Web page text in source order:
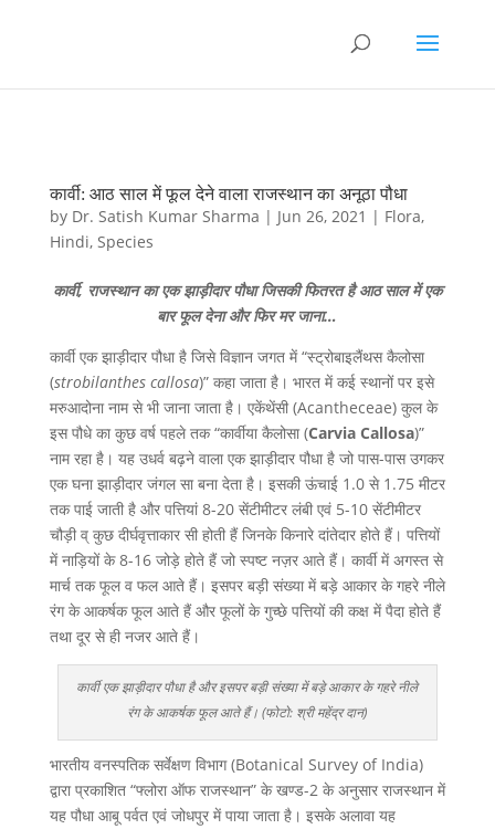
कार्वी: आठ साल में फूल देने वाला राजस्थान का अनूठा पौधा
by Dr. Satish Kumar Sharma | Jun 26, 2021 | Flora,
Hindi, Species
कार्वी, राजस्थान का एक झाड़ीदार पौधा जिसकी फितरत है आठ साल में एक
बार फूल देना और फिर मर जाना…
कार्वी एक झाड़ीदार पौधा है जिसे विज्ञान जगत में “स्ट्रोबाइलैंथस कैलोसा
(strobilanthes callosa)” कहा जाता है। भारत में कई स्थानों पर इसे
मरुआदोना नाम से भी जाना जाता है। एकेंथेंसी (Acantheceae) कुल के
इस पौधे का कुछ वर्ष पहले तक “कार्वीया कैलोसा (Carvia Callosa)”
नाम रहा है। यह उधर्व बढ़ने वाला एक झाड़ीदार पौधा है जो पास-पास उगकर
एक घना झाड़ीदार जंगल सा बना देता है। इसकी ऊंचाई 1.0 से 1.75 मीटर
तक पाई जाती है और पत्तियां 8-20 सेंटीमीटर लंबी एवं 5-10 सेंटीमीटर
चौड़ी व् कुछ दीर्घवृत्ताकार सी होती हैं जिनके किनारे दांतेदार होते हैं। पत्तियों
में नाड़ियों के 8-16 जोड़े होते हैं जो स्पष्ट नज़र आते हैं। कार्वी में अगस्त से
मार्च तक फूल व फल आते हैं। इसपर बड़ी संख्या में बड़े आकार के गहरे नीले
रंग के आकर्षक फूल आते हैं और फूलों के गुच्छे पत्तियों की कक्ष में पैदा होते हैं
तथा दूर से ही नजर आते हैं।
कार्वी एक झाड़ीदार पौधा है और इसपर बड़ी संख्या में बड़े आकार के गहरे नीले
रंग के आकर्षक फूल आते हैं। (फोटो: श्री महेंद्र दान)
भारतीय वनस्पतिक सर्वेक्षण विभाग (Botanical Survey of India)
द्वारा प्रकाशित “फ्लोरा ऑफ राजस्थान” के खण्ड-2 के अनुसार राजस्थान में
यह पौधा आबू पर्वत एवं जोधपुर में पाया जाता है। इसके अलावा यह